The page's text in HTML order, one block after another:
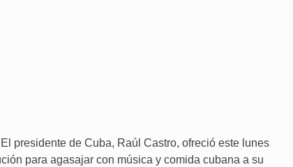
presidente de Cuba, Raúl Castro, ofreció este lunes
para agasajar con música y comida cubana a su